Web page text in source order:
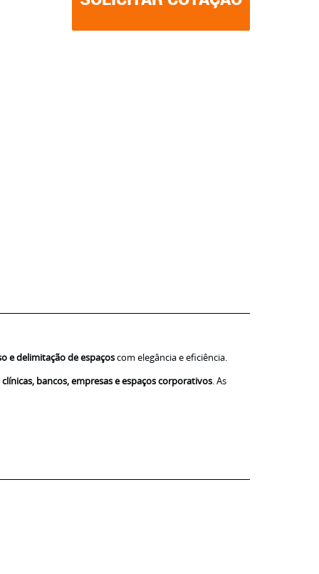
e delimitação de espaçoscom elegância e eficiência.
bancos, empresas e espaços corporativos. As